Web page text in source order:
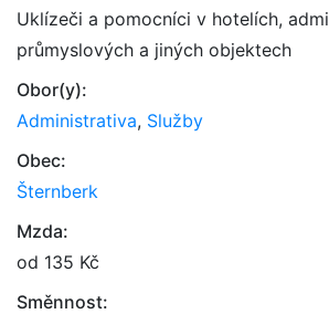
Uklízeči a pomocníci v hotelích,
průmyslových a jiných objektech
Obor(y):
Administrativa, Služby
Obec:
Šternberk
Mzda:
od 135 Kč
Směnnost: